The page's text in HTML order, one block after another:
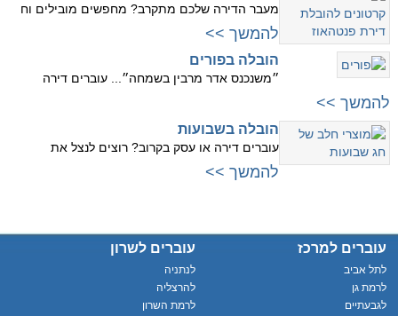
מעבר הדירה שלכם מתקרב? מחפשים מובילים וח
להמשך >>
הובלה בפורים
״משנכנס אדר מרבין בשמחה״... עוברים דירה
להמשך >>
הובלה בשבועות
עוברים דירה או עסק בקרוב? רוצים לנצל את
להמשך >>
עוברים למרכז
לתל אביב
לרמת גן
לגבעתיים
עוברים לשרון
לנתניה
להרצליה
לרמת השרון